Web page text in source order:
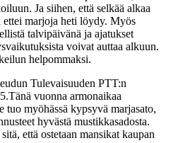
Ja siihen, että selkää alkaa
ettei marjoja heti löydy. Myös
talvipäivänä ja ajatukset
voivat auttaa alkuun.
helpommaksi.
Tulevaisuuden PTT:n
Tänä vuonna armonaikaa
tuo myöhässä kypsyvä marjasato,
hyvästä mustikkasadosta.
että ostetaan mansikat kaupan